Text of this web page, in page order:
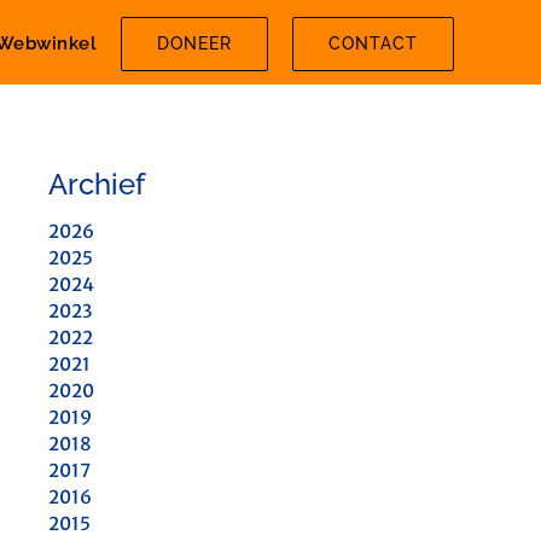
DONEER CONTACT
Archief
2026
2025
2024
2023
2022
2021
2020
2019
2018
2017
2016
2015